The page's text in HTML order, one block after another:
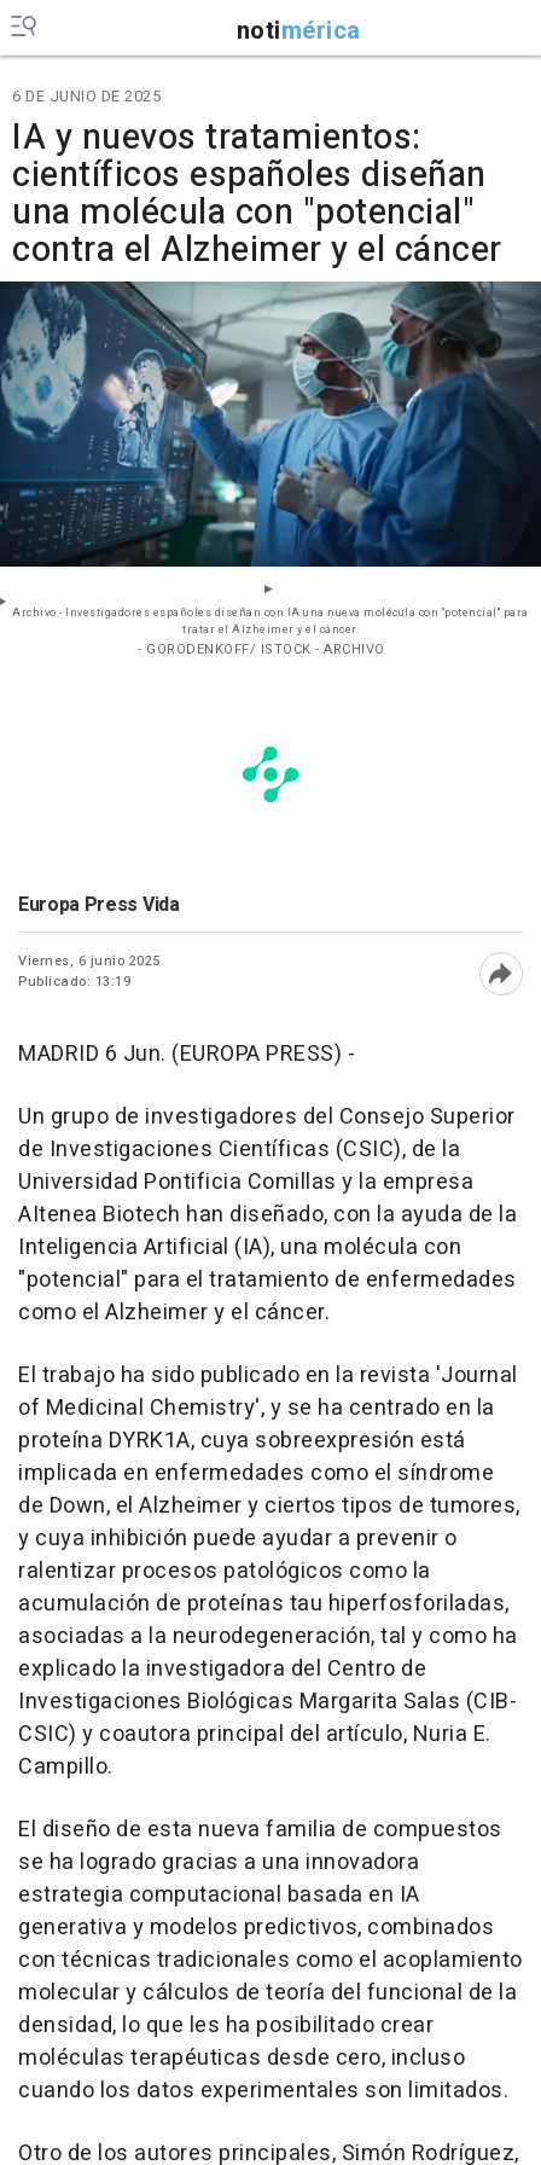
notimérica
6 DE JUNIO DE 2025
IA y nuevos tratamientos:
científicos españoles diseñan
una molécula con "potencial"
contra el Alzheimer y el cáncer
Archivo - Investigadores españoles diseñan con IA una nueva molécula con "potencial" para
tratar el Alzheimer y el cáncer.
- GORODENKOFF/ ISTOCK - ARCHIVO
Europa Press Vida
Viernes, 6 junio 2025
Publicado: 13:19
MADRID 6 Jun. (EUROPA PRESS) -
Un grupo de investigadores del Consejo Superior
de Investigaciones Científicas (CSIC), de la
Universidad Pontificia Comillas y la empresa
AItenea Biotech han diseñado, con la ayuda de la
Inteligencia Artificial (IA), una molécula con
"potencial" para el tratamiento de enfermedades
como el Alzheimer y el cáncer.
El trabajo ha sido publicado en la revista 'Journal
of Medicinal Chemistry', y se ha centrado en la
proteína DYRK1A, cuya sobreexpresión está
implicada en enfermedades como el síndrome
de Down, el Alzheimer y ciertos tipos de tumores,
y cuya inhibición puede ayudar a prevenir o
ralentizar procesos patológicos como la
acumulación de proteínas tau hiperfosforiladas,
asociadas a la neurodegeneración, tal y como ha
explicado la investigadora del Centro de
Investigaciones Biológicas Margarita Salas (CIB-
CSIC) y coautora principal del artículo, Nuria E.
Campillo.
El diseño de esta nueva familia de compuestos
se ha logrado gracias a una innovadora
estrategia computacional basada en IA
generativa y modelos predictivos, combinados
con técnicas tradicionales como el acoplamiento
molecular y cálculos de teoría del funcional de la
densidad, lo que les ha posibilitado crear
moléculas terapéuticas desde cero, incluso
cuando los datos experimentales son limitados.
Otro de los autores principales, Simón Rodríguez,